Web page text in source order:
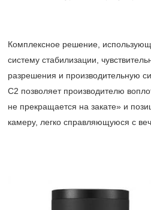
Комплексное решение,
систему стабилизации,
разрешения и производительную
C2 позволяет производителю
не прекращается на закате» и
камеру, легко справляющуюся с